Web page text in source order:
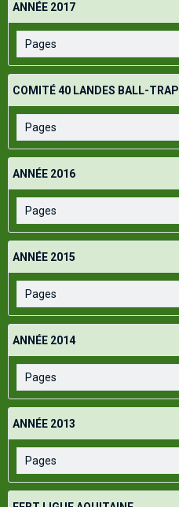
ANNÉE 2017
COMITÉ 40 LANDES BALL-TRAP
ANNÉE 2016
ANNÉE 2015
ANNÉE 2014
ANNÉE 2013